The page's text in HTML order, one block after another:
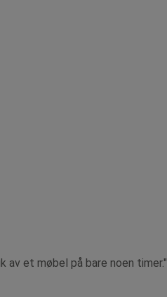
av et møbel på bare noen timer."